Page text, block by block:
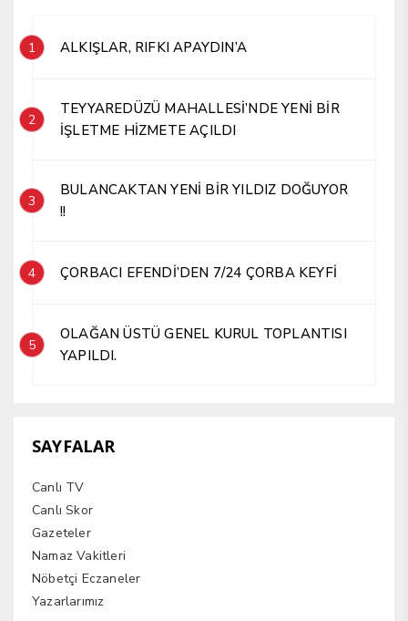
1 ALKIŞLAR, RIFKI APAYDIN’A
2
TEYYAREDÜZÜ MAHALLESİ’NDE YENİ BİR
İŞLETME HİZMETE AÇILDI
3
BULANCAKTAN YENİ BİR YILDIZ DOĞUYOR
!!
4 ÇORBACI EFENDİ’DEN 7/24 ÇORBA KEYFİ
5
OLAĞAN ÜSTÜ GENEL KURUL TOPLANTISI
YAPILDI.
SAYFALAR
Canlı TV
Canlı Skor
Gazeteler
Namaz Vakitleri
Nöbetçi Eczaneler
Yazarlarımız